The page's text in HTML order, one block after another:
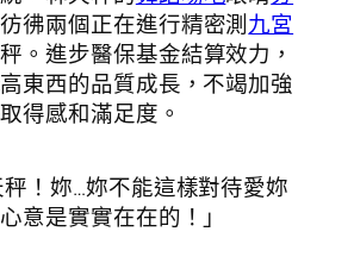
彿兩個正在進行精密測九宮
。進步醫保基金結算效力，
東西的品質成長，不竭加強
得感和滿足度。
秤！妳…妳不能這樣對待愛妳
意是實實在在的！」